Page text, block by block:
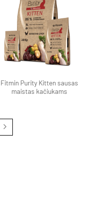
produktą
Fitmin Purity Kitten sausas
maistas kačiukams